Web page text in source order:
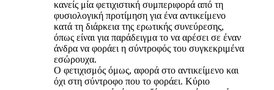
κανείς μία φετιχιστική συμπεριφορά από τη
φυσιολογική προτίμηση για ένα αντικείμενο
κατά τη διάρκεια της ερωτικής συνεύρεσης,
όπως είναι για παράδειγμα το να αρέσει σε έναν
άνδρα να φοράει η σύντροφός του συγκεκριμένα
εσώρουχα.
Ο φετιχισμός όμως, αφορά στο αντικείμενο και
όχι στη σύντροφο που το φοράει. Κύριο